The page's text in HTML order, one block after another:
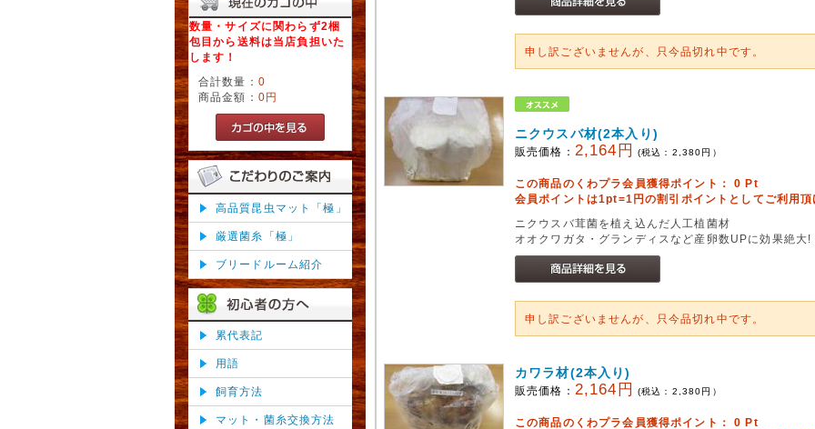
数量・サイズに関わらず2梱
包目から送料は当店負担いた
します！
合計数量： 0
商品金額： 0円
高品質昆虫マット「極」
厳選菌糸「極」
ブリードルーム紹介
累代表記
用語
飼育方法
マット・菌糸交換方法
申し訳ございませんが、只今品切れ中です。
ニクウスバ材(2本入り)
販売価格： 2,164円 (税込： 2,380円）
この商品のくわプラ会員獲得ポイント：0 Pt
会員ポイントは1pt=1円の割引ポイントとしてご利用頂
ニクウスバ茸菌を植え込んだ人工植菌材
オオクワガタ・グランディスなど産卵数UPに効果絶大!
申し訳ございませんが、只今品切れ中です。
カワラ材(2本入り)
販売価格： 2,164円 (税込： 2,380円）
この商品のくわプラ会員獲得ポイント：0 Pt